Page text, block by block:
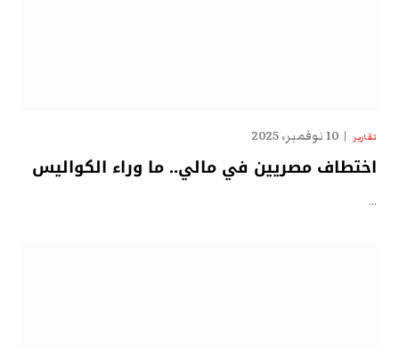
تقارير 10 نوفمبر، 2025
اختطاف مصريين في مالي.. ما وراء الكواليس
…